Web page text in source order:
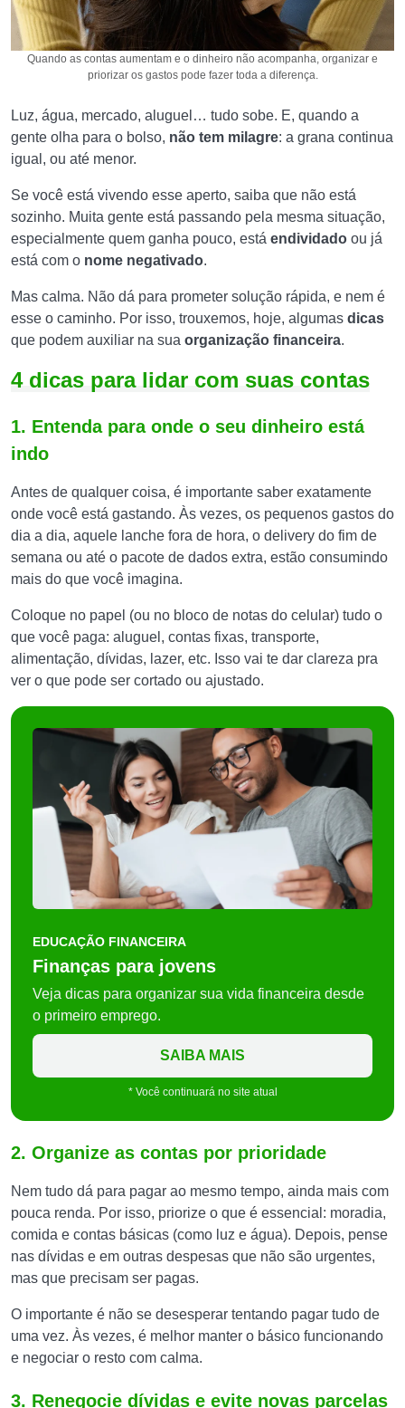
Quando as contas aumentam e o dinheiro não acompanha, organizar e
priorizar os gastos pode fazer toda a diferença.
Luz, água, mercado, aluguel… tudo sobe. E, quando a
gente olha para o bolso, não tem milagre: a grana continua
igual, ou até menor.
Se você está vivendo esse aperto, saiba que não está
sozinho. Muita gente está passando pela mesma situação,
especialmente quem ganha pouco, está endividado ou já
está com o nome negativado.
Mas calma. Não dá para prometer solução rápida, e nem é
esse o caminho. Por isso, trouxemos, hoje, algumas dicas
que podem auxiliar na sua organização financeira.
4 dicas para lidar com suas contas
1. Entenda para onde o seu dinheiro está
indo
Antes de qualquer coisa, é importante saber exatamente
onde você está gastando. Às vezes, os pequenos gastos do
dia a dia, aquele lanche fora de hora, o delivery do fim de
semana ou até o pacote de dados extra, estão consumindo
mais do que você imagina.
Coloque no papel (ou no bloco de notas do celular) tudo o
que você paga: aluguel, contas fixas, transporte,
alimentação, dívidas, lazer, etc. Isso vai te dar clareza pra
ver o que pode ser cortado ou ajustado.
EDUCAÇÃO FINANCEIRA
Finanças para jovens
Veja dicas para organizar sua vida financeira desde
o primeiro emprego.
SAIBA MAIS
* Você continuará no site atual
2. Organize as contas por prioridade
Nem tudo dá para pagar ao mesmo tempo, ainda mais com
pouca renda. Por isso, priorize o que é essencial: moradia,
comida e contas básicas (como luz e água). Depois, pense
nas dívidas e em outras despesas que não são urgentes,
mas que precisam ser pagas.
O importante é não se desesperar tentando pagar tudo de
uma vez. Às vezes, é melhor manter o básico funcionando
e negociar o resto com calma.
3. Renegocie dívidas e evite novas parcelas